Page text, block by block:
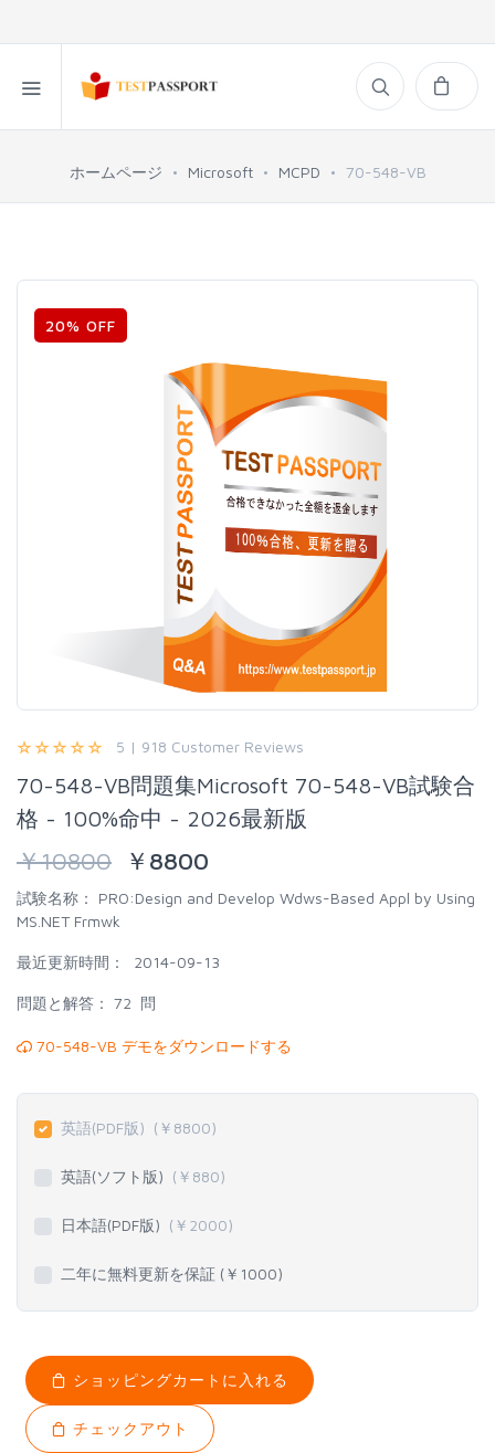
ホームページ Microsoft MCPD 70-548-VB
20% OFF
5 | 918 Customer Reviews
70-548-VB問題集Microsoft 70-548-VB試験合
格 - 100%命中 - 2026最新版
￥10800 ￥ 8800
試験名称：
PRO:Design and Develop Wdws-Based Appl by Using
MS.NET Frmwk
最近更新時間： 2014-09-13
問題と解答： 72 問
70-548-VB デモをダウンロードする
英語(PDF版) (￥ 8800)
英語(ソフト版) (￥ 880)
日本語(PDF版) (￥ 2000)
二年に無料更新を保証 (￥ 1000)
ショッピングカートに入れる
チェックアウト